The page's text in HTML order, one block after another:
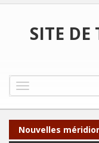
SITE DE
Nouvelles